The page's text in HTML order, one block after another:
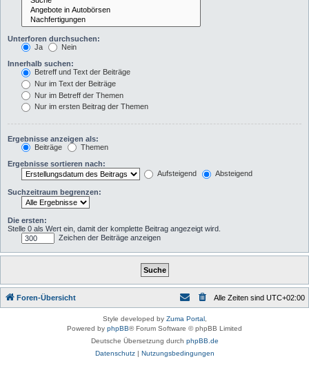
Unterforen durchsuchen:
Ja
Nein
Innerhalb suchen:
Betreff und Text der Beiträge
Nur im Text der Beiträge
Nur im Betreff der Themen
Nur im ersten Beitrag der Themen
Ergebnisse anzeigen als:
Beiträge
Themen
Ergebnisse sortieren nach:
Aufsteigend
Absteigend
Suchzeitraum begrenzen:
Die ersten:
Stelle 0 als Wert ein, damit der komplette Beitrag angezeigt wird.
Zeichen der Beiträge anzeigen
Foren-Übersicht Alle Zeiten sind UTC+02:00
Style developed by Zuma Portal,
Powered by phpBB® Forum Software © phpBB Limited
Deutsche Übersetzung durch phpBB.de
Datenschutz| Nutzungsbedingungen